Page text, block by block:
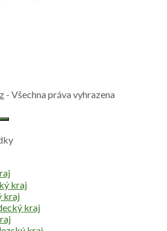
- Všechna práva vyhrazena
kraj
kraj
kraj